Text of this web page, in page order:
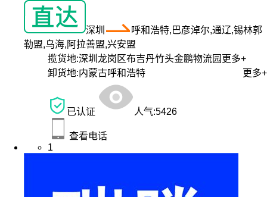
深圳
呼和浩特,巴彦淖尔,通辽,锡林郭
勒盟,乌海,阿拉善盟,兴安盟
揽货地:深圳龙岗区布吉丹竹头金鹏物流园 更多+
卸货地:内蒙古呼和浩特 更多+
已认证 人气:5426
查看电话
1